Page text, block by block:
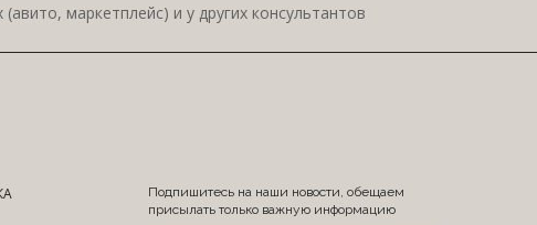
маркетплейс) и у других консультантов
Подпишитесь на наши новости, обещаем
присылать только важную информацию